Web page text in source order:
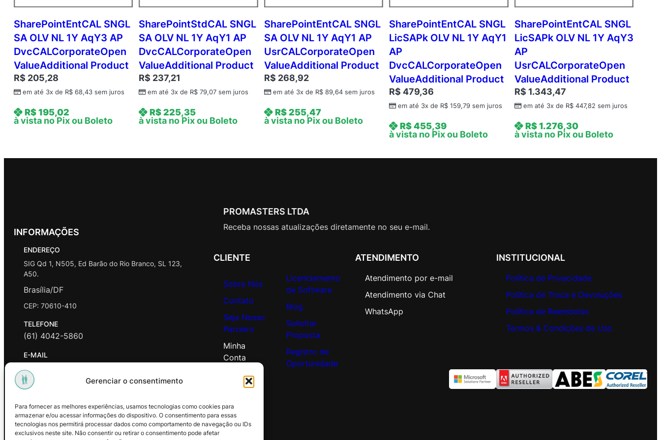
Gerenciar o consentimento
Para fornecer as melhores experiências, usamos tecnologias como cookies para
armazenar e/ou acessar informações do dispositivo. O consentimento para essas
tecnologias nos permitirá processar dados como comportamento de navegação ou IDs
exclusivos neste site. Não consentir ou retirar o consentimento pode afetar
A
q
Y
2
A
P
C
o
p
e
SharePointEntCAL SNGL
SA OLV NL 1Y AqY3 AP
DvcCALCorporateOpen
ValueAdditional Product
R$ 205,28
em até 3x de R$ 68,43 sem juros
R$195,02
à vista no Pix ou Boleto
SharePointStdCAL SNGL
SA OLV NL 1Y AqY1 AP
DvcCALCorporateOpen
ValueAdditional Product
R$ 237,21
em até 3x de R$ 79,07 sem juros
R$225,35
à vista no Pix ou Boleto
SharePointEntCAL SNGL
SA OLV NL 1Y AqY1 AP
UsrCALCorporateOpen
ValueAdditional Product
R$ 268,92
em até 3x de R$89,64sem juros
R$255,47
à vista no Pix ou Boleto
SharePointEntCAL SNGL
LicSAPk OLV NL 1Y AqY1
AP
DvcCALCorporateOpen
ValueAdditional Product
R$ 479,36
em até 3x de R$ 159,79 sem juros
R$455,39
à vista no Pix ou Boleto
SharePointEntCAL SNGL
LicSAPk OLV NL 1Y AqY3
AP
UsrCALCorporateOpen
ValueAdditional Product
R$ 1.343,47
em até 3x de R$447,82 sem juros
R$1.276,30
à vista no Pix ou Boleto
INFORMAÇÕES
ENDEREÇO
SIG Qd 1, N505, Ed Barão do Rio Branco, SL 123,
A50.
Brasília/DF
CEP: 70610-410
TELEFONE
(61) 4042-5860
E-MAIL
contato@promasters.net.br
HORÁRIO DE ATENDIMENTO
Facebook Instagram Youtube
PROMASTERS LTDA
Receba nossas atualizações diretamente no seu e-mail.
CLIENTE
Sobre Nós
Contato
Seja Nosso
Parceiro
Minha
Conta
Licenciamento
de Software
Blog
Solicitar
Proposta
Registro de
Oportunidade
ATENDIMENTO
Atendimento por e-mail
Atendimento via Chat
WhatsApp
INSTITUCIONAL
Política de Privacidade
Política de Troca e Devoluções
Política de Reembolso
Termos & Condições de Uso